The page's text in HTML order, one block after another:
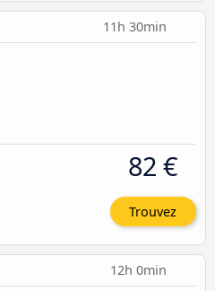
11h 30min
82 €
Trouvez
12h 0min